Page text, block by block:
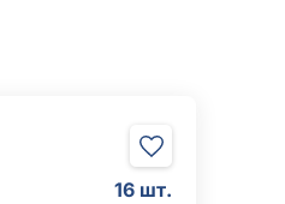
16 шт.